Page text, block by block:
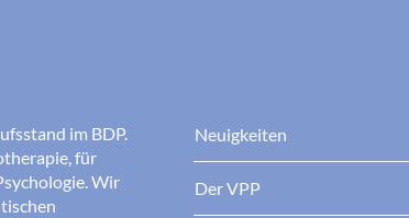
im BDP.
für
Wir
Neuigkeiten
Der VPP